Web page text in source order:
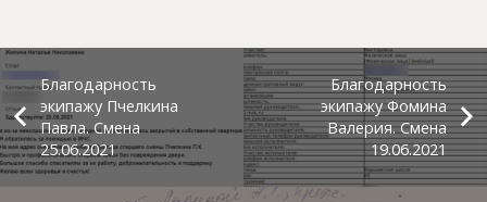
Благодарность
экипажу Пчелкина
Павла. Смена
25.06.2021
Благодарность
экипажу Фомина
Валерия. Смена
19.06.2021